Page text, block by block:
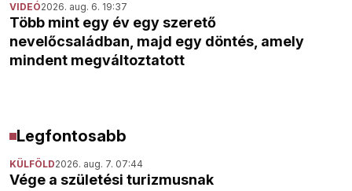
VIDEÓ2026. aug. 6. 19:37
Több mint egy év egy szerető
nevelőcsaládban, majd egy döntés, amely
mindent megváltoztatott
Legfontosabb
KÜLFÖLD2026. aug. 7. 07:44
Vége a születési turizmusnak